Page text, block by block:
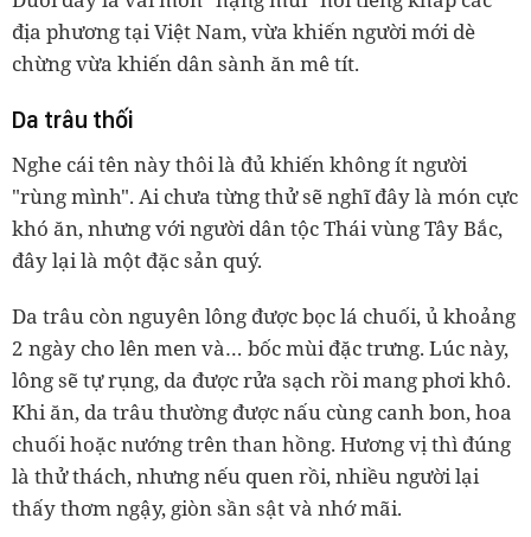
địa phương tại Việt Nam, vừa khiến người mới dè
chừng vừa khiến dân sành ăn mê tít.
Da trâu thối
Nghe cái tên này thôi là đủ khiến không ít người
"rùng mình". Ai chưa từng thử sẽ nghĩ đây là món cực
khó ăn, nhưng với người dân tộc Thái vùng Tây Bắc,
đây lại là một đặc sản quý.
Da trâu còn nguyên lông được bọc lá chuối, ủ khoảng
2 ngày cho lên men và… bốc mùi đặc trưng. Lúc này,
lông sẽ tự rụng, da được rửa sạch rồi mang phơi khô.
Khi ăn, da trâu thường được nấu cùng canh bon, hoa
chuối hoặc nướng trên than hồng. Hương vị thì đúng
là thử thách, nhưng nếu quen rồi, nhiều người lại
thấy thơm ngậy, giòn sần sật và nhớ mãi.